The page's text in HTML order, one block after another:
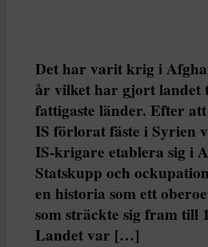
Det har varit krig i
år vilket har gjort landet
fattigaste länder. Efter
IS förlorat fäste i Syrien
IS-krigare etablera sig i
Statskupp och
en historia som ett
som sträckte sig fram till
Landet var […]